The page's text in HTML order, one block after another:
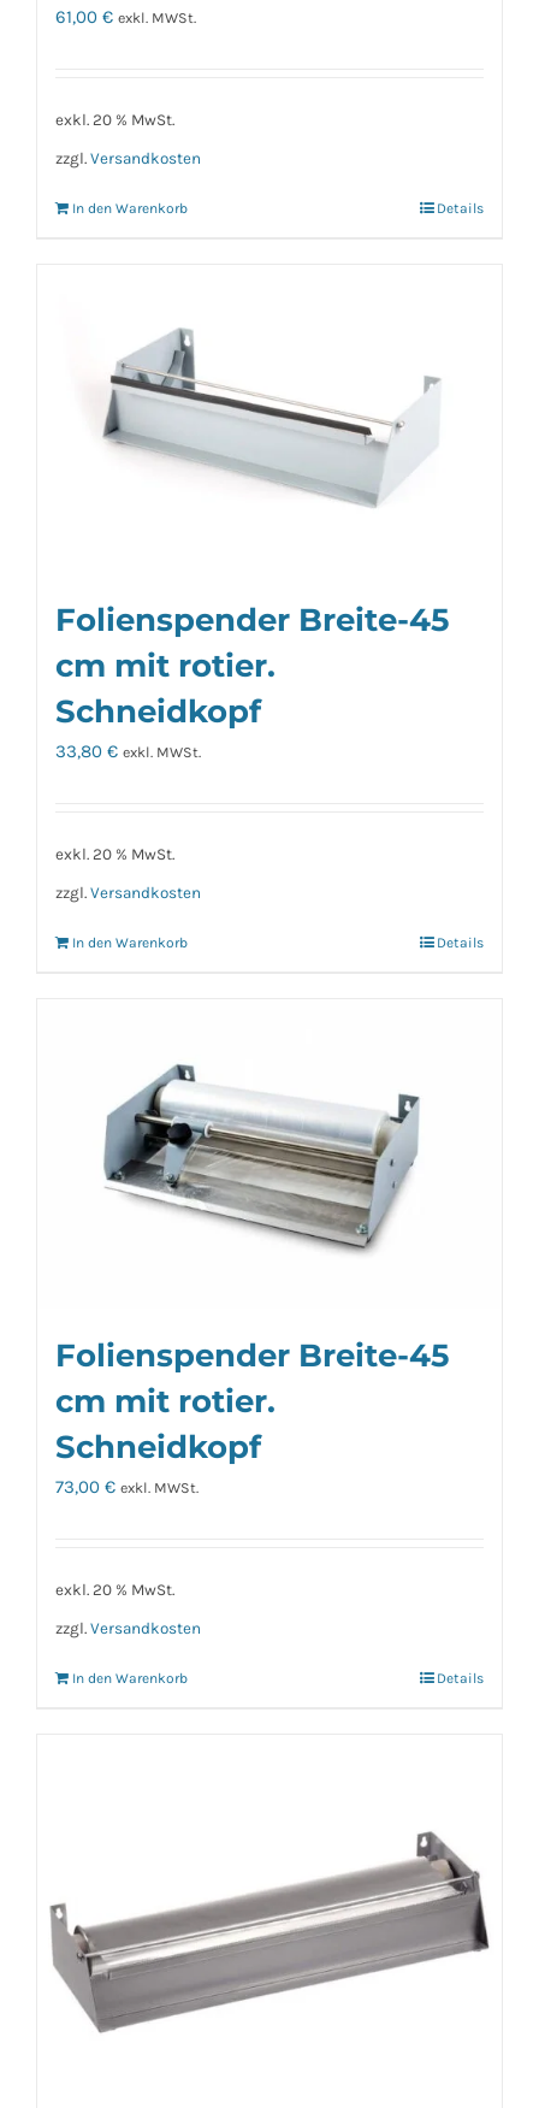
61,00 € exkl. MWSt.
exkl. 20 % MwSt.
zzgl. Versandkosten
In den Warenkorb Details
Folienspender Breite-45
cm mit rotier.
Schneidkopf
33,80 € exkl. MWSt.
exkl. 20 % MwSt.
zzgl. Versandkosten
In den Warenkorb Details
Folienspender Breite-45
cm mit rotier.
Schneidkopf
73,00 € exkl. MWSt.
exkl. 20 % MwSt.
zzgl. Versandkosten
In den Warenkorb Details